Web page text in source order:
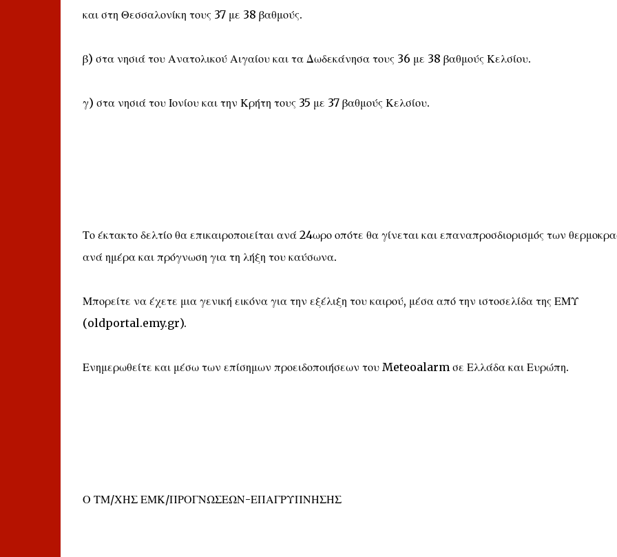
και στη Θεσσαλονίκη τους 37 με 38 βαθμούς.
β) στα νησιά του Ανατολικού Αιγαίου και τα Δωδεκάνησα τους 36 με 38 βαθμούς Κελσίου.
γ) στα νησιά του Ιονίου και την Κρήτη τους 35 με 37 βαθμούς Κελσίου.
Το έκτακτο δελτίο θα επικαιροποιείται ανά 24ωρο οπότε θα γίνεται και επαναπροσδιορισμός των
ανά ημέρα και πρόγνωση για τη λήξη του καύσωνα.
Μπορείτε να έχετε μια γενική εικόνα για την εξέλιξη του καιρού, μέσα από την ιστοσελίδα της ΕΜΥ
(oldportal.emy.gr).
Ενημερωθείτε και μέσω των επίσημων προειδοποιήσεων του Meteoalarm σε Ελλάδα και Ευρώπη.
Ο ΤΜ/ΧΗΣ ΕΜΚ/ΠΡΟΓΝΩΣΕΩΝ-ΕΠΑΓΡΥΠΝΗΣΗΣ